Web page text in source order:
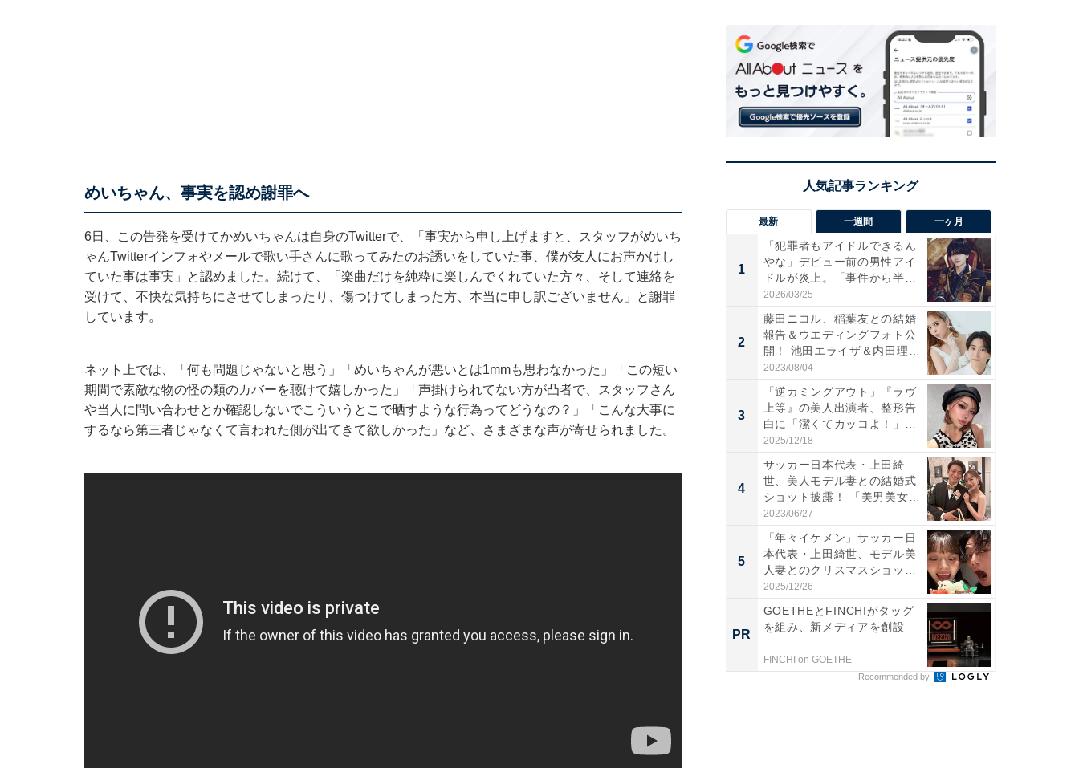
めいちゃん、事実を認め謝罪へ
6日、この告発を受けてかめいちゃんは自身のTwitterで、「事実から申し上げますと、スタッフがめいち
ゃんTwitterインフォやメールで歌い手さんに歌ってみたのお誘いをしていた事、僕が友人にお声かけし
ていた事は事実」と認めました。続けて、「楽曲だけを純粋に楽しんでくれていた方々、そして連絡を
受けて、不快な気持ちにさせてしまったり、傷つけてしまった方、本当に申し訳ございません」と謝罪
しています。
ネット上では、「何も問題じゃないと思う」「めいちゃんが悪いとは1mmも思わなかった」「この短い
期間で素敵な物の怪の類のカバーを聴けて嬉しかった」「声掛けられてない方が凸者で、スタッフさん
や当人に問い合わせとか確認しないでこういうとこで晒すような行為ってどうなの？」「こんな大事に
するなら第三者じゃなくて言われた側が出てきて欲しかった」など、さまざまな声が寄せられました。
最新 一週間 一ヶ月
1
「犯罪者もアイドルできるん
やな」デビュー前の男性アイ
ドルが炎上。「事件から半年
も...
2026/03/25
2
藤田ニコル、稲葉友との結婚
報告＆ウエディングフォト公
開！ 池田エライザ＆内田理
央...
2023/08/04
3
「逆カミングアウト」『ラヴ
上等』の美人出演者、整形告
白に「潔くてカッコよ！」
「好...
2025/12/18
4
サッカー日本代表・上田綺
世、美人モデル妻との結婚式
ショット披露！ 「美男美女」
「...
2023/06/27
5
「年々イケメン」サッカー日
本代表・上田綺世、モデル美
人妻とのクリスマスショット
に...
2025/12/26
PR
GOETHEとFINCHIがタッグ
を組み、新メディアを創設
FINCHI on GOETHE
Recommended by